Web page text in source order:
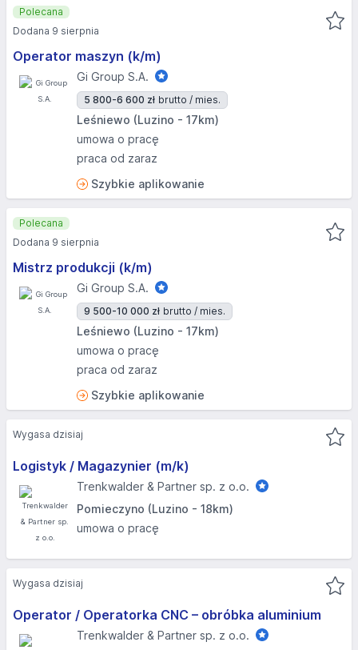
Operator maszyn (k/m)
Gi Group S.A.
5 800-6 600 zł brutto / mies.
Leśniewo (Luzino - 17km)
umowa o pracę
praca od zaraz
Szybkie aplikowanie
Polecana
Dodana 9 sierpnia
Mistrz produkcji (k/m)
Gi Group S.A.
9 500-10 000 zł brutto / mies.
Leśniewo (Luzino - 17km)
umowa o pracę
praca od zaraz
Szybkie aplikowanie
Polecana
Dodana 9 sierpnia
Logistyk / Magazynier (m/k)
Trenkwalder & Partner sp. z o.o.
Pomieczyno (Luzino - 18km)
umowa o pracę
Wygasa dzisiaj
Operator / Operatorka CNC – obróbka aluminium
Trenkwalder & Partner sp. z o.o.
Wygasa dzisiaj